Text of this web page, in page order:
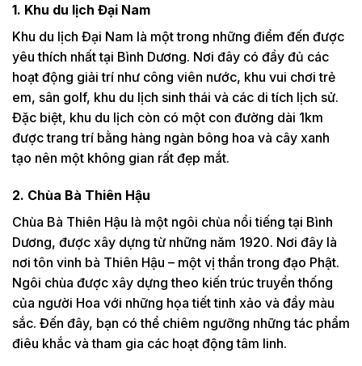
1. Khu du lịch Đại Nam
Khu du lịch Đại Nam là một trong những điểm đến được
yêu thích nhất tại Bình Dương. Nơi đây có đầy đủ các
hoạt động giải trí như công viên nước, khu vui chơi trẻ
em, sân golf, khu du lịch sinh thái và các di tích lịch sử.
Đặc biệt, khu du lịch còn có một con đường dài 1km
được trang trí bằng hàng ngàn bông hoa và cây xanh
tạo nên một không gian rất đẹp mắt.
2. Chùa Bà Thiên Hậu
Chùa Bà Thiên Hậu là một ngôi chùa nổi tiếng tại Bình
Dương, được xây dựng từ những năm 1920. Nơi đây là
nơi tôn vinh bà Thiên Hậu – một vị thần trong đạo Phật.
Ngôi chùa được xây dựng theo kiến trúc truyền thống
của người Hoa với những họa tiết tinh xảo và đầy màu
sắc. Đến đây, bạn có thể chiêm ngưỡng những tác phẩm
điêu khắc và tham gia các hoạt động tâm linh.